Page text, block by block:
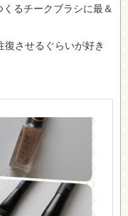
るチークブラシに最＆
させるぐらいが好き